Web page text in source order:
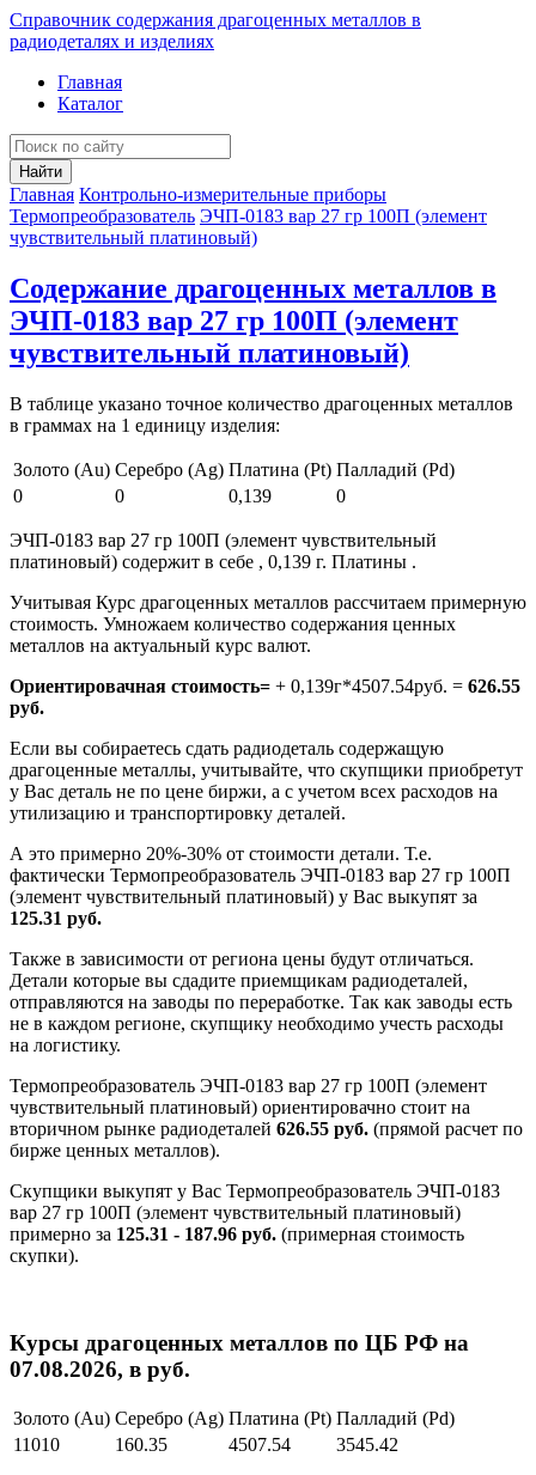
Справочник содержания драгоценных металлов в
радиодеталях и изделиях
Главная
Каталог
Найти
Главная Контрольно-измерительные приборы
Термопреобразователь ЭЧП-0183 вар 27 гр 100П (элемент
чувствительный платиновый)
Содержание драгоценных металлов в
ЭЧП-0183 вар 27 гр 100П (элемент
чувствительный платиновый)
В таблице указано точное количество драгоценных металлов
в граммах на 1 единицу изделия:
Золото (Au) Серебро (Ag) Платина (Pt) Палладий (Pd)
0
0 0,139 0
ЭЧП-0183 вар 27 гр 100П (элемент чувствительный
платиновый) содержит в себе , 0,139 г. Платины .
Учитывая Курс драгоценных металлов рассчитаем примерную
стоимость. Умножаем количество содержания ценных
металлов на актуальный курс валют.
Ориентировачная стоимость= + 0,139г*4507.54руб. = 626.55
руб.
Если вы собираетесь сдать радиодеталь содержащую
драгоценные металлы, учитывайте, что скупщики приобретут
у Вас деталь не по цене биржи, а с учетом всех расходов на
утилизацию и транспортировку деталей.
А это примерно 20%-30% от стоимости детали. Т.е.
фактически Термопреобразователь ЭЧП-0183 вар 27 гр 100П
(элемент чувствительный платиновый) у Вас выкупят за
125.31 руб.
Также в зависимости от региона цены будут отличаться.
Детали которые вы сдадите приемщикам радиодеталей,
отправляются на заводы по переработке. Так как заводы есть
не в каждом регионе, скупщику необходимо учесть расходы
на логистику.
Термопреобразователь ЭЧП-0183 вар 27 гр 100П (элемент
чувствительный платиновый) ориентировачно стоит на
вторичном рынке радиодеталей 626.55 руб. (прямой расчет по
бирже ценных металлов).
Скупщики выкупят у Вас Термопреобразователь ЭЧП-0183
вар 27 гр 100П (элемент чувствительный платиновый)
примерно за 125.31 - 187.96 руб. (примерная стоимость
скупки).
Курсы драгоценных металлов по ЦБ РФ на
07.08.2026, в руб.
Золото (Au) Серебро (Ag) Платина (Pt) Палладий (Pd)
11010
160.35 4507.54 3545.42